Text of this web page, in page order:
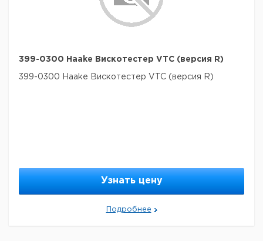
399-0300 Haake Вискотестер VTC (версия R)
399-0300 Haake Вискотестер VTC (версия R)
Узнать цену
Подробнее